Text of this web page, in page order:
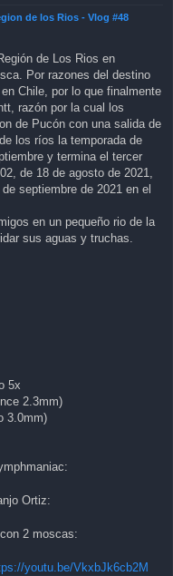
de los Rios - Vlog #48
de Los Rios en
Por razones del destino
Chile, por lo que finalmente
razón por la cual los
de Pucón con una salida de
los ríos la temporada de
y termina el tercer
de 18 de agosto de 2021,
septiembre de 2021 en el
en un pequeño rio de la
sus aguas y truchas.
5x
2.3mm)
3.0mm)
Ortiz:
2 moscas:
youtu.be/VkxbJk6cb2M